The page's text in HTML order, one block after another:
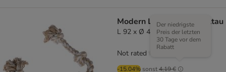
Modern Living Ibiza Spieltau
L 92 x Ø 4 cm
-15.04% sonst4,19 €
Der niedrigste
Preis der letzten
30 Tage vor dem
Rabatt
Not rated